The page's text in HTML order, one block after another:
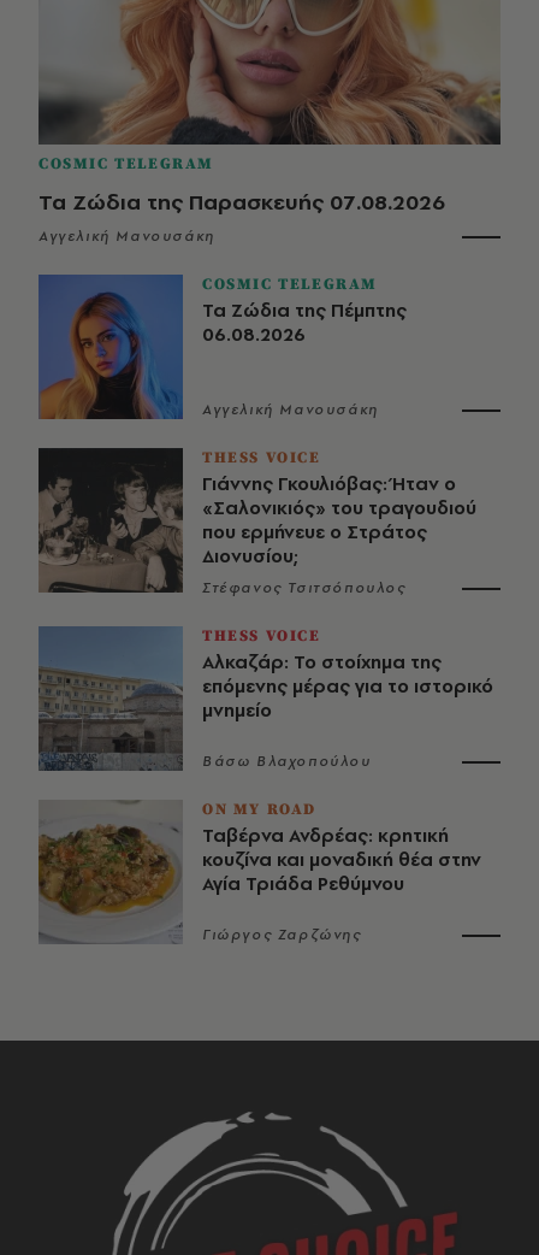
COSMIC TELEGRAM
Τα Ζώδια της Παρασκευής 07.08.2026
Αγγελική Μανουσάκη
COSMIC TELEGRAM
Τα Ζώδια της Πέμπτης
06.08.2026
Αγγελική Μανουσάκη
THESS VOICE
Γιάννης Γκουλιόβας: Ήταν ο
«Σαλονικιός» του τραγουδιού
που ερμήνευε ο Στράτος
Διονυσίου;
Στέφανος Τσιτσόπουλος
THESS VOICE
Αλκαζάρ: Το στοίχημα της
επόμενης μέρας για το ιστορικό
μνημείο
Βάσω Βλαχοπούλου
ON MY ROAD
Ταβέρνα Ανδρέας: κρητική
κουζίνα και μοναδική θέα στην
Αγία Τριάδα Ρεθύμνου
Γιώργος Ζαρζώνης